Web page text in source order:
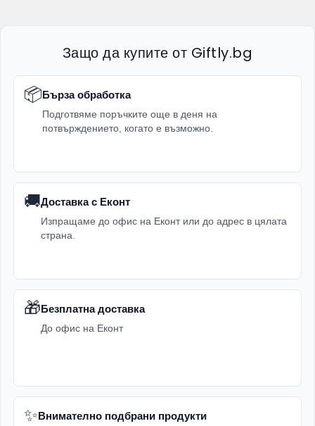
Защо да купите от Giftly.bg
📦Бърза обработка
Подготвяме поръчките още в деня на
потвърждението, когато е възможно.
🚚Доставка с Еконт
Изпращаме до офис на Еконт или до адрес в цялата
страна.
🎁Безплатна доставка
До офис на Еконт
✨Внимателно подбрани продукти